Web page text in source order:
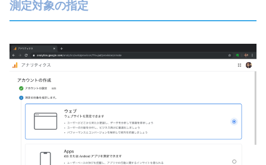
測定対象の指定